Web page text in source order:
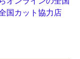
国カット協力店